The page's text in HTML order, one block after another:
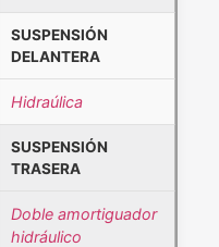
SUSPENSIÓN
DELANTERA
Hidraúlica
SUSPENSIÓN
TRASERA
Doble amortiguador
hidráulico